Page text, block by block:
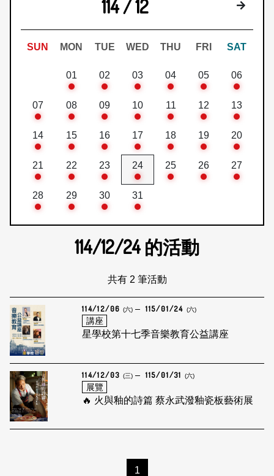
114 / 12 下個月
SUN MON TUE WED THU FRI SAT
01 02 03 04 05 06
07 08 09 10 11 12 13
14 15 16 17 18 19 20
21 22 23 24 25 26 27
28 29 30 31
114/12/24的活動
共有 2 筆活動
114/12/06 (六) 115/01/24 (六)
講座
星學校第十七季音樂教育公益講座
114/12/03 (三) 115/01/31 (六)
展覽
🔥 火與釉的詩篇 蔡永武潑釉瓷板藝術展
1